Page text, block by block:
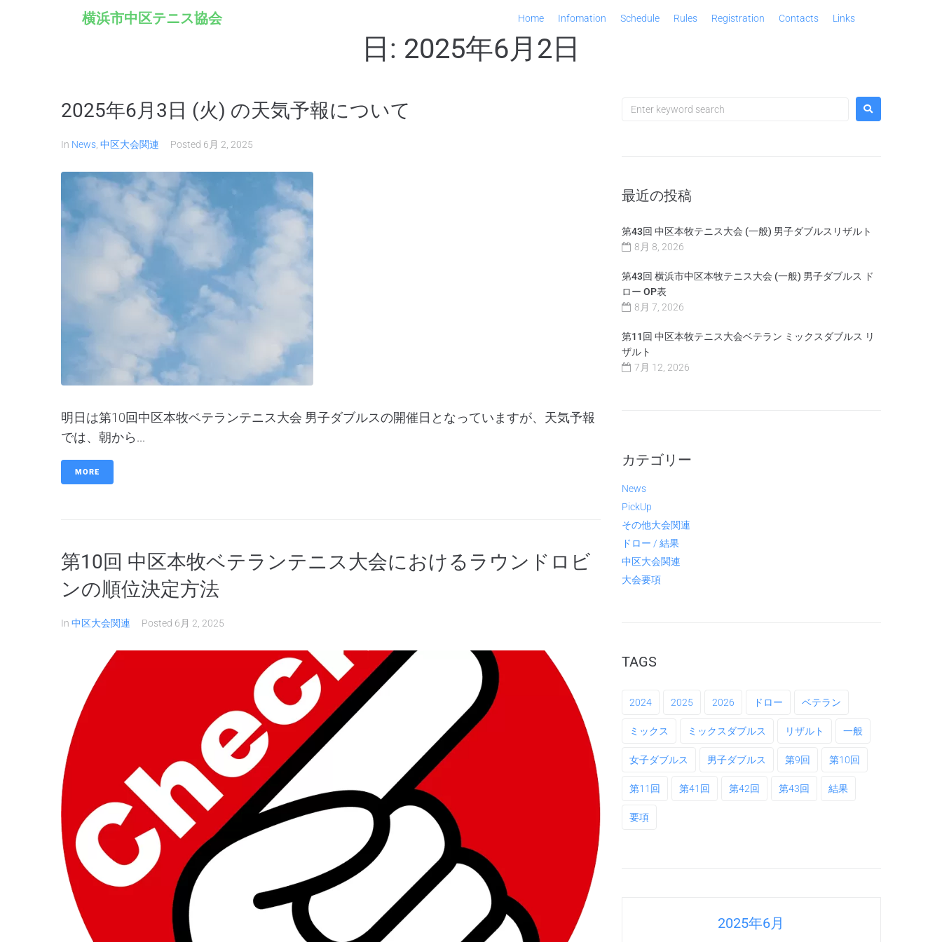
横浜市中区テニス協会 Home Infomation Schedule Rules Registration Contacts Links
日: 2025年6月2日
2025年6月3日 (火) の天気予報について
In News 中区大会関連 Posted 6月 2, 2025
明日は第10回中区本牧ベテランテニス大会 男子ダブルスの開催日となっていますが、天気予報
では、朝から...
MORE
第10回 中区本牧ベテランテニス大会におけるラウンドロビ
ンの順位決定方法
In 中区大会関連 Posted 6月 2, 2025
最近の投稿
第43回 中区本牧テニス大会 (一般) 男子ダブルスリザルト
8月 8, 2026
第43回 横浜市中区本牧テニス大会 (一般) 男子ダブルス ド
ロー OP表
8月 7, 2026
第11回 中区本牧テニス大会ベテラン ミックスダブルス リ
ザルト
7月 12, 2026
カテゴリー
News
PickUp
その他大会関連
ドロー / 結果
中区大会関連
大会要項
TAGS
2024 2025 2026 ドロー ベテラン
ミックス ミックスダブルス リザルト 一般
女子ダブルス 男子ダブルス 第9回 第10回
第11回 第41回 第42回 第43回 結果
要項
2025年6月